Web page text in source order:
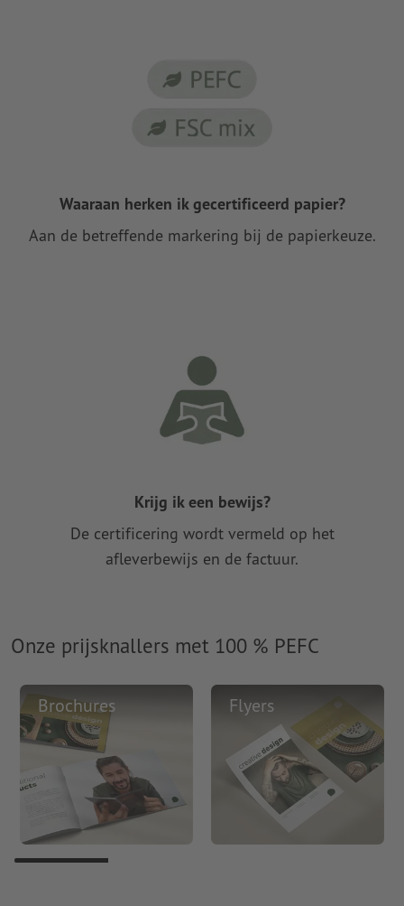
Waaraan herken ik gecertificeerd papier?
Aan de betreffende markering bij de papierkeuze.
Krijg ik een bewijs?
De certificering wordt vermeld op het
afleverbewijs en de factuur.
Onze prijsknallers met 100 % PEFC
Brochures Flyers